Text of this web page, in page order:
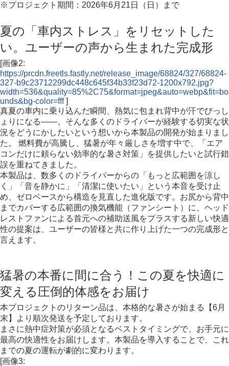
※プロジェクト期間：2026年6月21日（日）まで
夏の「車内ストレス」をリセットした
い。ユーザーの声から生まれた完成形
[画像2:
https://prcdn.freetls.fastly.net/release_image/68824/327/68824-
327-b9c23712299dc448c645f34b33f23d72-1200x792.jpg?
width=536&quality=85%2C75&format=jpeg&auto=webp&fit=bo
unds&bg-color=fff]
真夏の車内に乗り込んだ瞬間、熱気に包まれ背中が汗でびっし
ょりになる――。そんな多くのドライバーが経験する切実な状
況をどうにかしたいという想いから本製品の開発が始まりまし
た。 燃料費が高騰し、猛暑が年々厳しさを増す中で、「エア
コンだけに頼らない効率的な暑さ対策」を提供したいと試行錯
誤を重ねてきました。
本製品は、数多くのドライバーからの「もっと広範囲を涼し
く」「音を静かに」「清潔に使いたい」という本音を受け止
め、ゼロベースから構造を見直した進化版です。お尻から背中
までカバーする広範囲の換気機能（ファンシート）に、ヘッド
レストファンによる首元への補助送風をプラスする新しい快適
性の提案は、ユーザーの皆様と共に作り上げた一つの完成形と
言えます。
猛暑の本番に間に合う！この夏を快適に
変える圧倒的体感をお届け
本プロジェクトのリターン品は、本格的な暑さが始まる【6月
末】より順次発送を予定しております。
まさに熱中症対策が必須となるベストタイミングで、お手元に
最高の快適性をお届けします。本製品を導入することで、これ
までの夏の運転が劇的に変わります。
[画像3: